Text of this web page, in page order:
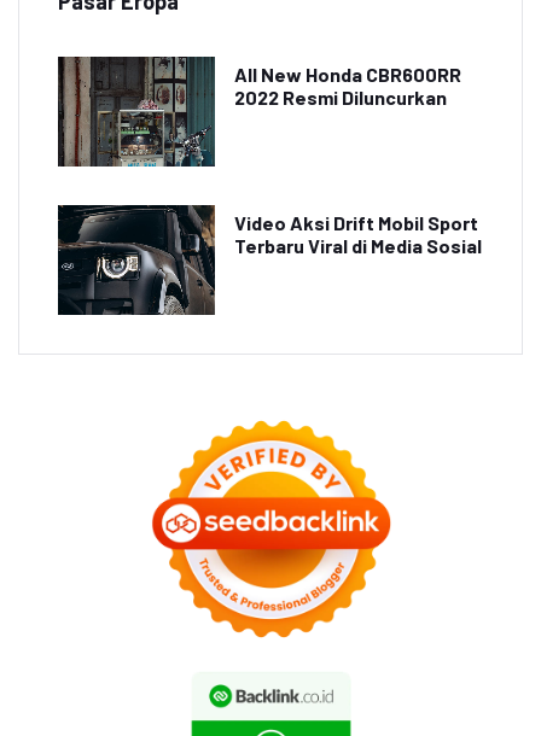
All New Honda CBR600RR
2022 Resmi Diluncurkan
Video Aksi Drift Mobil Sport
Terbaru Viral di Media Sosial